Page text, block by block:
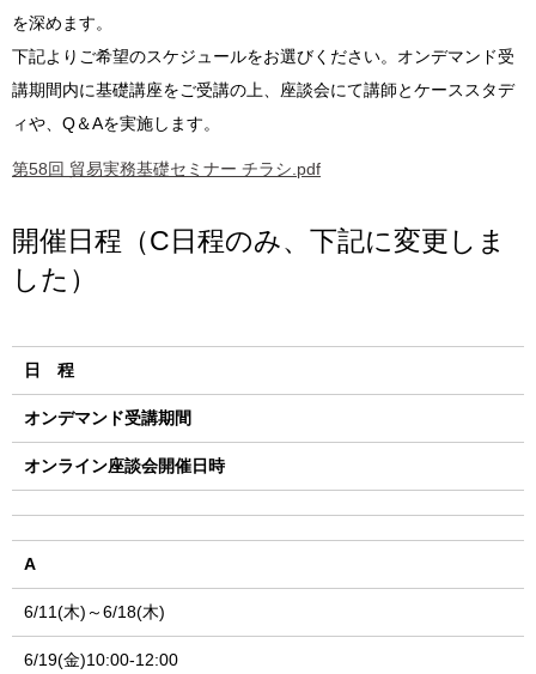
を深めます。
下記よりご希望のスケジュールをお選びください。オンデマンド受
講期間内に基礎講座をご受講の上、座談会にて講師とケーススタデ
ィや、Q＆Aを実施します。
第58回 貿易実務基礎セミナー チラシ.pdf
開催日程（C日程のみ、下記に変更しま
した）
日 程
オンデマンド受講期間
オンライン座談会開催日時
A
6/11(木)～6/18(木)
6/19(金)10:00-12:00